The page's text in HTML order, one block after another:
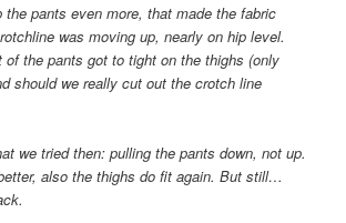
the pants even more, that made the fabric
was moving up, nearly on hip level.
of the pants got to tight on the thighs (only
should we really cut out the crotch line
we tried then: pulling the pants down, not up.
also the thighs do fit again. But still…